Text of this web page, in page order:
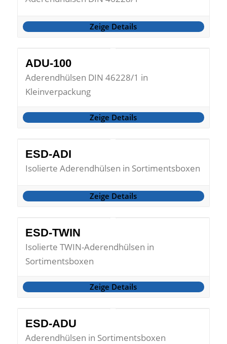
Zeige Details
ADU-100
Aderendhülsen DIN 46228/1 in
Kleinverpackung
Zeige Details
ESD-ADI
Isolierte Aderendhülsen in Sortimentsboxen
Zeige Details
ESD-TWIN
Isolierte TWIN-Aderendhülsen in
Sortimentsboxen
Zeige Details
ESD-ADU
Aderendhülsen in Sortimentsboxen